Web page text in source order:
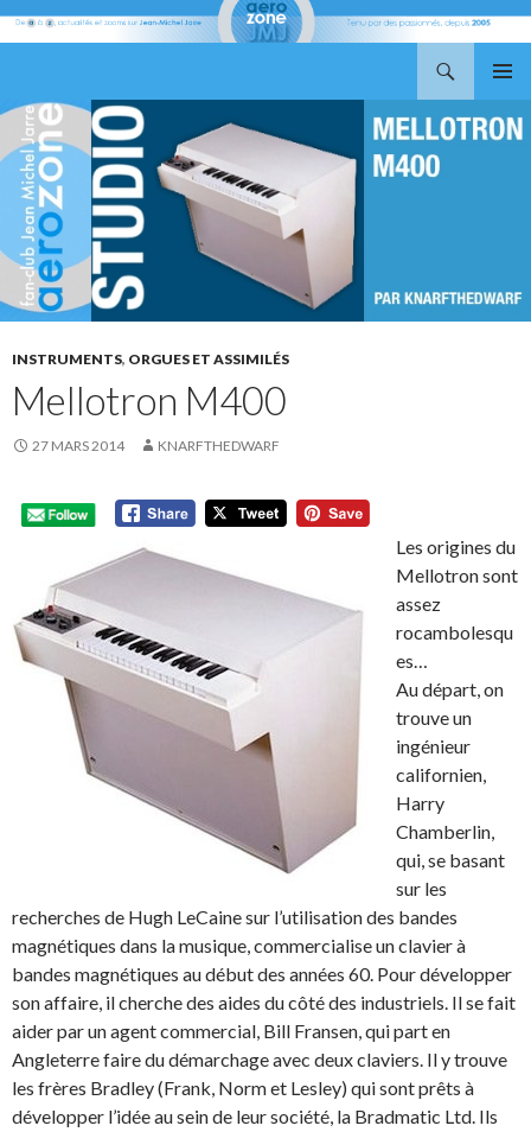
AU
CONTENU
INSTRUMENTS, ORGUES ET ASSIMILÉS
Mellotron M400
27 MARS 2014 KNARFTHEDWARF
Les origines du
Mellotron sont
assez
rocambolesqu
es…
Au départ, on
trouve un
ingénieur
californien,
Harry
Chamberlin,
qui, se basant
sur les
recherches de Hugh LeCaine sur l’utilisation des bandes
magnétiques dans la musique, commercialise un clavier à
bandes magnétiques au début des années 60. Pour développer
son affaire, il cherche des aides du côté des industriels. Il se fait
aider par un agent commercial, Bill Fransen, qui part en
Angleterre faire du démarchage avec deux claviers. Il y trouve
les frères Bradley (Frank, Norm et Lesley) qui sont prêts à
développer l’idée au sein de leur société, la Bradmatic Ltd. Ils